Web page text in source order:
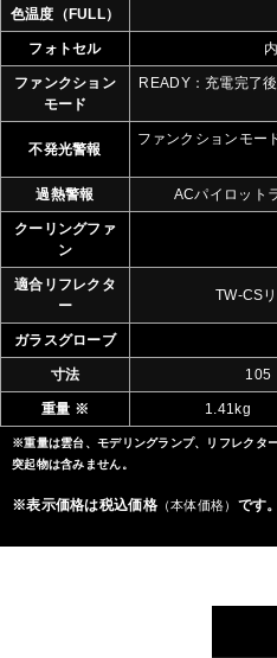
色温度（FULL）
フォトセル
ファンクション
モード
READY：充電完了
不発光警報
ファンクションモー
過熱警報 ACパイロット
クーリングファ
ン
適合リフレクタ
ー
TW-CS
ガラスグローブ
寸法 105
重量 ※ 1.41kg
※重量は雲台、モデリングランプ、リフレクタ
突起物は含みません。
※表示価格は税込価格（本体価格） です。